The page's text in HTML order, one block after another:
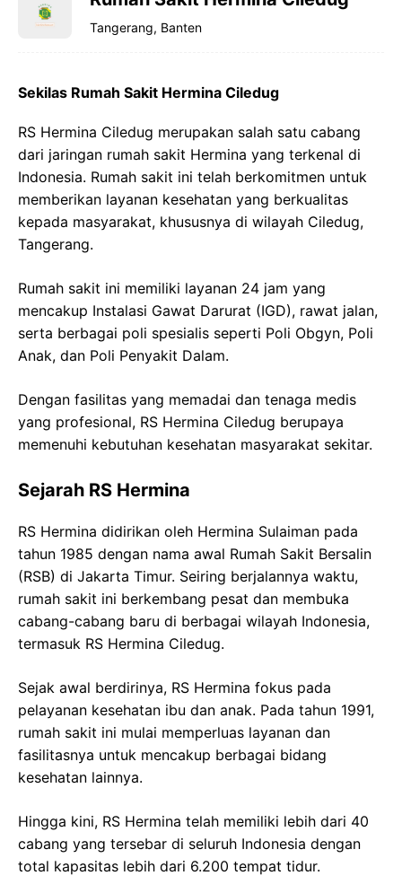
Tangerang, Banten
Sekilas Rumah Sakit Hermina Ciledug
RS Hermina Ciledug merupakan salah satu cabang
dari jaringan rumah sakit Hermina yang terkenal di
Indonesia. Rumah sakit ini telah berkomitmen untuk
memberikan layanan kesehatan yang berkualitas
kepada masyarakat, khususnya di wilayah Ciledug,
Tangerang.
Rumah sakit ini memiliki layanan 24 jam yang
mencakup Instalasi Gawat Darurat (IGD), rawat jalan,
serta berbagai poli spesialis seperti Poli Obgyn, Poli
Anak, dan Poli Penyakit Dalam.
Dengan fasilitas yang memadai dan tenaga medis
yang profesional, RS Hermina Ciledug berupaya
memenuhi kebutuhan kesehatan masyarakat sekitar.
Sejarah RS Hermina
RS Hermina didirikan oleh Hermina Sulaiman pada
tahun 1985 dengan nama awal Rumah Sakit Bersalin
(RSB) di Jakarta Timur. Seiring berjalannya waktu,
rumah sakit ini berkembang pesat dan membuka
cabang-cabang baru di berbagai wilayah Indonesia,
termasuk RS Hermina Ciledug.
Sejak awal berdirinya, RS Hermina fokus pada
pelayanan kesehatan ibu dan anak. Pada tahun 1991,
rumah sakit ini mulai memperluas layanan dan
fasilitasnya untuk mencakup berbagai bidang
kesehatan lainnya.
Hingga kini, RS Hermina telah memiliki lebih dari 40
cabang yang tersebar di seluruh Indonesia dengan
total kapasitas lebih dari 6.200 tempat tidur.